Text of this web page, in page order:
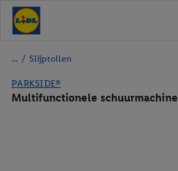
/ Slijptollen
PARKSIDE®
Multifunctionele schuurmachine